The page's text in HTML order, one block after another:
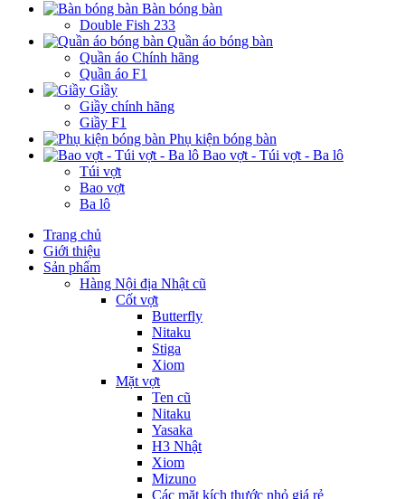
Bàn bóng bàn
Double Fish 233
Quần áo bóng bàn
Quần áo Chính hãng
Quần áo F1
Giầy
Giầy chính hãng
Giầy F1
Phụ kiện bóng bàn
Bao vợt - Túi vợt - Ba lô
Túi vợt
Bao vợt
Ba lô
Trang chủ
Giới thiệu
Sản phẩm
Hàng Nội địa Nhật cũ
Cốt vợt
Butterfly
Nitaku
Stiga
Xiom
Mặt vợt
Ten cũ
Nitaku
Yasaka
H3 Nhật
Xiom
Mizuno
Các mặt kích thước nhỏ giá rẻ